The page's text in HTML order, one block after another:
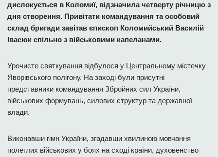
дислокується в Коломиї, відзначила четверту річницю з
дня створення. Привітати командування та особовий
склад бригади завітав єпископ Коломийський Василій
Івасюк спільно з військовими капеланами.
Урочисте святкування відбулося у Центральному містечку
Яворівського полігону. На заході були присутні
представники командування Збройних сил України,
військових формувань, силових структур та державної
влади.
Виконавши гімн України, згадавши хвилиною мовчання
полеглих військових у боях на сході країни, духовенство